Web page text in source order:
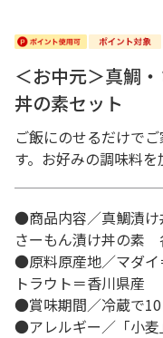
＜お中元＞真鯛
丼の素セット
ご飯にのせるだけで
す。お好みの調味料を
●商品内容／真鯛漬け
さーもん漬け丼の素
●原料原産地／マダ
トラウト＝香川県産
●賞味期間／冷蔵で10
●アレルギー／「小